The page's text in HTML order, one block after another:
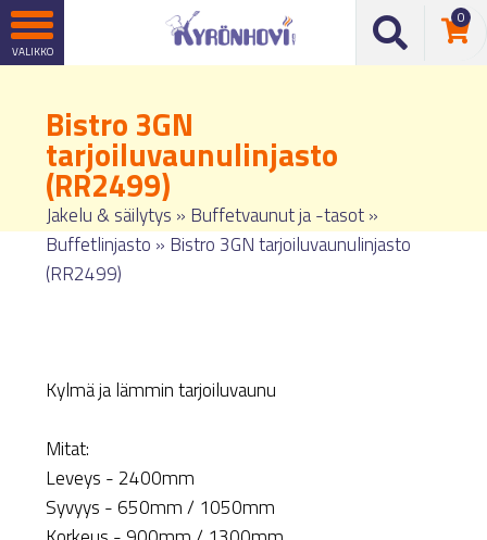
0
Bistro 3GN
tarjoiluvaunulinjasto
(RR2499)
Jakelu & säilytys » Buffetvaunut ja -tasot»
Buffetlinjasto » Bistro 3GN tarjoiluvaunulinjasto
(RR2499)
Kylmä ja lämmin tarjoiluvaunu
Mitat:
Leveys - 2400mm
Syvyys - 650mm / 1050mm